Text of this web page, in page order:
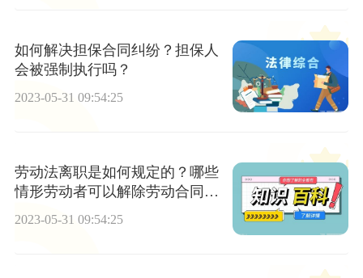
如何解决担保合同纠纷？担保人
会被强制执行吗？
2023-05-31 09:54:25
劳动法离职是如何规定的？哪些
情形劳动者可以解除劳动合同
2023-05-31 09:54:25